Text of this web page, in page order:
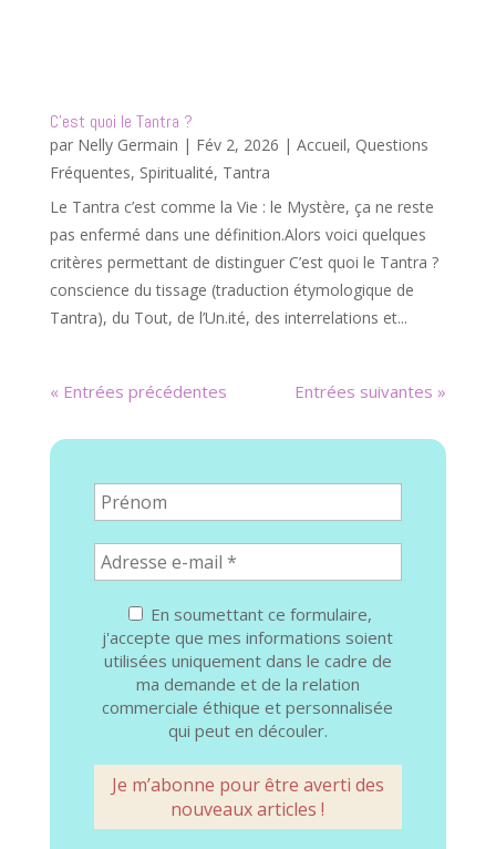
C’est quoi le Tantra ?
par Nelly Germain | Fév 2, 2026 | Accueil, Questions
Fréquentes, Spiritualité, Tantra
Le Tantra c’est comme la Vie : le Mystère, ça ne reste
pas enfermé dans une définition.Alors voici quelques
critères permettant de distinguer C’est quoi le Tantra ?
conscience du tissage (traduction étymologique de
Tantra), du Tout, de l’Un.ité, des interrelations et...
« Entrées précédentes Entrées suivantes »
En soumettant ce formulaire,
j'accepte que mes informations soient
utilisées uniquement dans le cadre de
ma demande et de la relation
commerciale éthique et personnalisée
qui peut en découler.